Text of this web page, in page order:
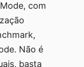
com
Não é
basta